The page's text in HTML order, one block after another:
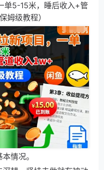
单5-15米，睡后收入+管
姆级教程）
情况。